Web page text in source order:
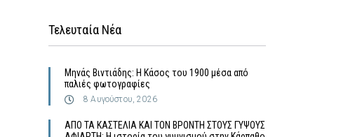
Τελευταία Νέα
Μηνάς Βιντιάδης: Η Κάσος του 1900 μέσα από
παλιές φωτογραφίες
8 Αυγούστου, 2026
ΑΠΟ ΤΑ ΚΑΣΤΕΛΙΑ ΚΑΙ ΤΟΝ ΒΡΟΝΤΗ ΣΤΟΥΣ ΓΥΨΟΥΣ